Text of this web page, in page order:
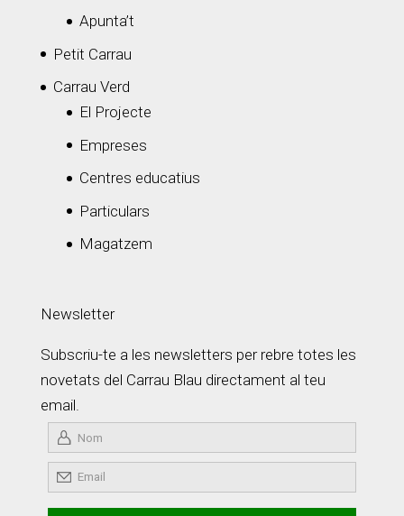
Apunta’t
Petit Carrau
Carrau Verd
El Projecte
Empreses
Centres educatius
Particulars
Magatzem
Newsletter
Subscriu-te a les newsletters per rebre totes les
novetats del Carrau Blau directament al teu
email.